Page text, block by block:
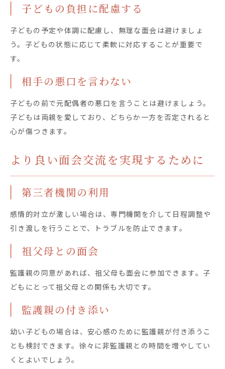
子どもの負担に配慮する
子どもの予定や体調に配慮し、無理な面会は避けましょ
う。子どもの状態に応じて柔軟に対応することが重要で
す。
相手の悪口を言わない
子どもの前で元配偶者の悪口を言うことは避けましょう。
子どもは両親を愛しており、どちらか一方を否定されると
心が傷つきます。
より良い面会交流を実現するために
第三者機関の利用
感情的対立が激しい場合は、専門機関を介して日程調整や
引き渡しを行うことで、トラブルを防止できます。
祖父母との面会
監護親の同意があれば、祖父母も面会に参加できます。子
どもにとって祖父母との関係も大切です。
監護親の付き添い
幼い子どもの場合は、安心感のために監護親が付き添うこ
とも検討できます。徐々に非監護親との時間を増やしてい
くとよいでしょう。